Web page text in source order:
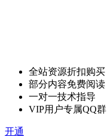
全站资源折扣购买
部分内容免费阅读
一对一技术指导
VIP用户专属QQ群
开通